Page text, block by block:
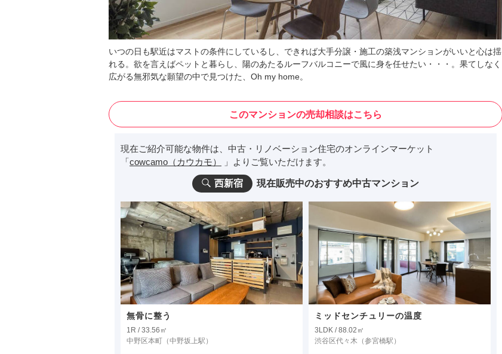
いつの日も駅近はマストの条件にしているし、できれば大手分譲・施工の築浅マンションがいいと心は揺
れる。欲を言えばペットと暮らし、陽のあたるルーフバルコニーで風に身を任せたい・・・。果てしなく
広がる無邪気な願望の中で見つけた、Oh my home。
このマンションの売却相談はこちら
現在ご紹介可能な物件は、中古・リノベーション住宅のオンラインマーケット
「cowcamo（カウカモ） 」よりご覧いただけます。
西新宿 現在販売中のおすすめ中古マンション
無骨に整う
1R / 33.56㎡
中野区本町 （中野坂上駅）
ミッドセンチュリーの温度
3LDK / 88.02㎡
渋谷区代々木 （参宮橋駅）